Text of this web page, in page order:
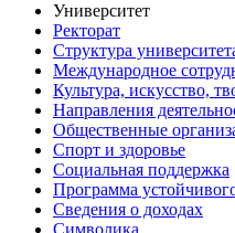
Университет
Ректорат
Структура
Международное
Культура, искусство,
Направления
Общественные
Спорт и здоровье
Социальная поддержка
Программа
Сведения о доходах